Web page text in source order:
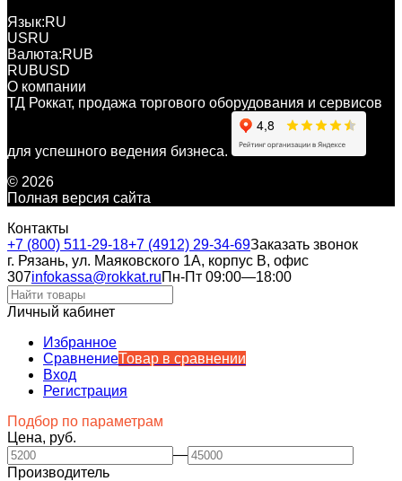
Язык:RU
USRU
Валюта:RUB
RUBUSD
О компании
ТД Роккат, продажа торгового оборудования и сервисов
для успешного ведения бизнеса.
© 2026
Полная версия сайта
Контакты
+7 (800) 511-29-18+7 (4912) 29-34-69Заказать звонок
г. Рязань, ул. Маяковского 1А, корпус B, офис
307infokassa@rokkat.ruПн-Пт 09:00—18:00
Личный кабинет
Избранное
СравнениеТовар в сравнении
Вход
Регистрация
Подбор по параметрам
Цена, руб.
—
Производитель